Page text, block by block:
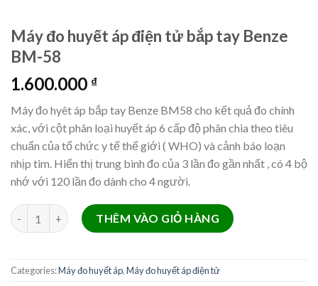
Máy đo huyết áp điện tử bắp tay Benze
BM-58
1.600.000 ₫
Máy đo hyêt áp bắp tay Benze BM58 cho kết quả đo chính
xác, với cột phân loại huyết áp 6 cấp độ phân chia theo tiêu
chuẩn của tổ chức y tế thế giới ( WHO) và cảnh báo loạn
nhịp tim. Hiển thị trung bình đo của 3 lần đo gần nhất , có 4 bộ
nhớ với 120 lần đo dành cho 4 người.
Máy đo huyết áp điện tử bắp tay Benze BM-58 quantity
THÊM VÀO GIỎ HÀNG
Categories:Máy đo huyết áp,Máy đo huyết áp điện tử